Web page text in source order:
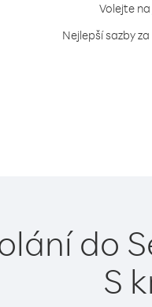
Volejte
Nejlepší sazby
do
S